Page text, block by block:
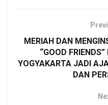
MERIAH DAN
“GOOD
YOGYAKARTA JADI
DAN